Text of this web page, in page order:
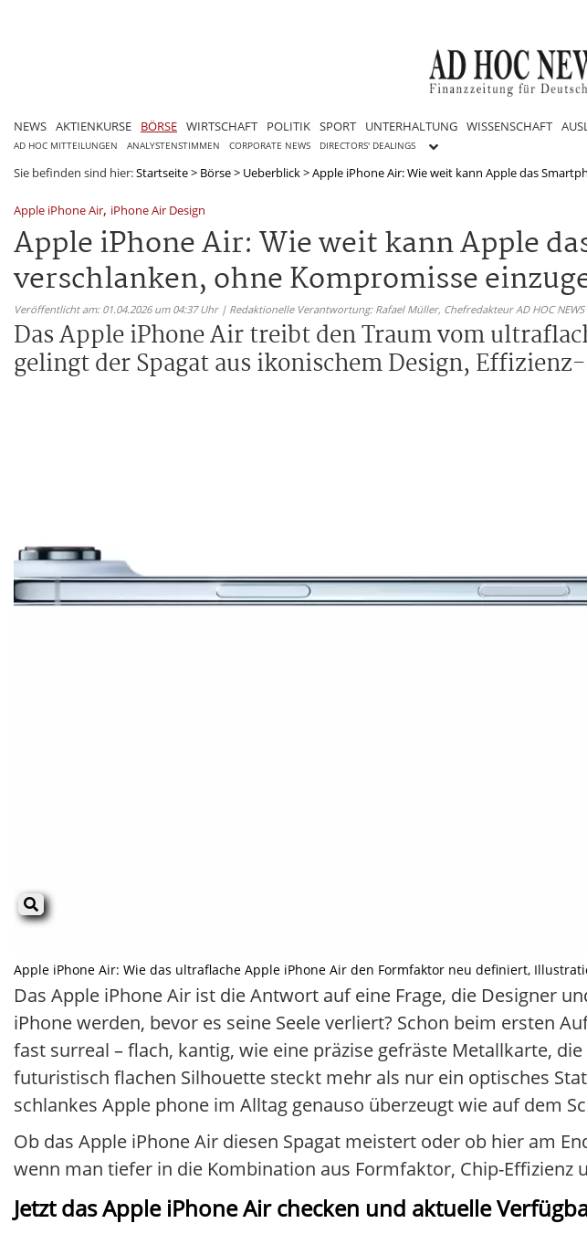
NEWS AKTIENKURSE BÖRSE WIRTSCHAFT POLITIK SPORT UNTERHALTUNG WISSENSCHAFT
AD HOC MITTEILUNGEN ANALYSTENSTIMMEN CORPORATE NEWS DIRECTORS' DEALINGS
Sie befinden sind hier:Startseite> Börse> Ueberblick>Apple iPhone Air: Wie weit kann Apple das
Apple iPhone Air, iPhone Air Design
Apple iPhone Air: Wie weit kann Apple
verschlanken, ohne Kompromisse
Veröffentlicht am: 01.04.2026 um 04:37 Uhr | Redaktionelle Verantwortung: Rafael Müller, Chefredakteur AD HOC NEWS
Das Apple iPhone Air treibt den Traum vom
gelingt der Spagat aus ikonischem Design,
Apple iPhone Air: Wie das ultraflache Apple iPhone Air den Formfaktor neu definiert,
Das Apple iPhone Air ist die Antwort auf eine Frage, die Designer
iPhone werden, bevor es seine Seele verliert? Schon beim ersten
fast surreal – flach, kantig, wie eine präzise gefräste Metallkarte,
futuristisch flachen Silhouette steckt mehr als nur ein optisches
schlankes Apple phone im Alltag genauso überzeugt wie auf dem
Ob das Apple iPhone Air diesen Spagat meistert oder ob hier am
wenn man tiefer in die Kombination aus Formfaktor, Chip-Effizienz
Jetzt das Apple iPhone Air checken und aktuelle